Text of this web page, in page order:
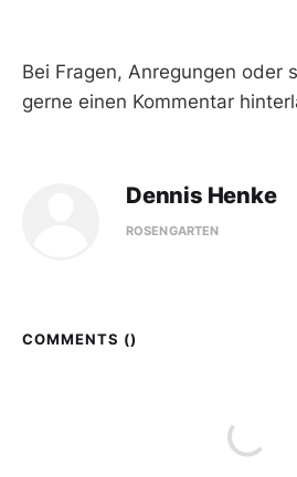
Bei Fragen, Anregungen oder
gerne einen Kommentar
Dennis Henke
ROSENGARTEN
COMMENTS ()